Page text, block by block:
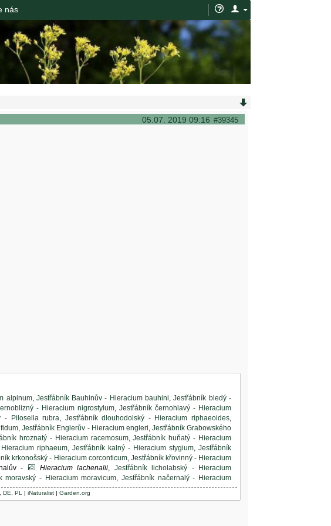
nás
05.07. 2019 09:16 #39345
alpinum, Jestřábník Bauhinův - Hieracium bauhini,Jestřábník bledý -
- Hieracium nigrostylum, Jestřábník černohlavý - Hieracium
- Pilosella rubra, Jestřábník dlouhodolský - Hieracium riphaeoides,
,Jestřábník Englerův - Hieracium engleri, Jestřábník Grabowského
hroznatý - Hieracium racemosum,Jestřábník huňatý - Hieracium
riphaeum,Jestřábník kalný - Hieracium stygium,Jestřábník
krkonošský - Hieracium corconticum, Jestřábník křovinný - Hieracium
- Hieracium lachenalii, Jestřábník licholabský - Hieracium
moravský - Hieracium moravicum, Jestřábník načernalý - Hieracium
levicaule,Jestřábník okoličnatý - Hieracium umbellatum,Jestřábník
Jestřábník podyjský - Hieracium chamaedenium
,DE,PL |iNaturalist |Garden.org